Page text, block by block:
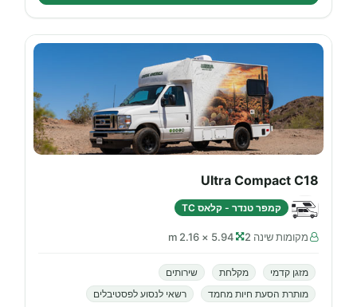
Ultra Compact C18
קמפר טנדר - קלאס TC
מקומות שינה 2 5.94 × 2.16 m
מזגן קדמי מקלחת
שירותים
מותרת הסעת חיות מחמד
רשאי לנסוע לפסטיבלים